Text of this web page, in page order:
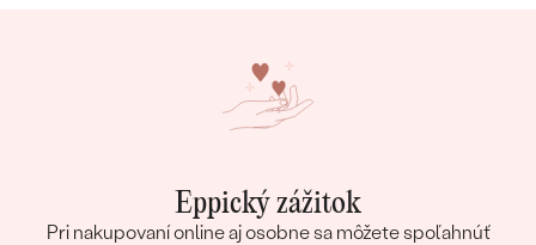
Eppický zážitok
Pri nakupovaní online aj osobne sa môžete spoľahnúť